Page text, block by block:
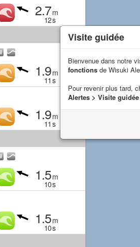
2.7m
12s
1.9m
11 s
1.9m
11 s
1.5m
10s
1.5m
10s
Visite guidée
Bienvenue dans notre
fonctions de Wisuki
Pour revenir plus tard,
Alertes > Visite guidée